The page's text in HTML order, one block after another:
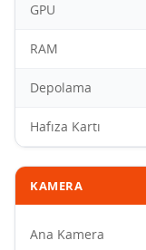
GPU
RAM
Depolama
Hafıza Kartı
KAMERA
Ana Kamera